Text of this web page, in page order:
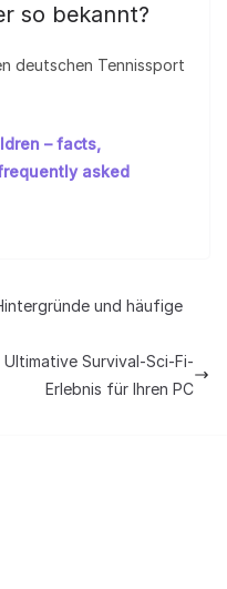
so bekannt?
deutschen Tennissport
– facts,
asked
und häufige
Survival-Sci-Fi-
Erlebnis für Ihren PC